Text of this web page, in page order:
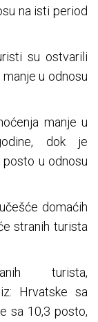
na isti period
su ostvarili
u odnosu
manje u
dok je
u odnosu
domaćih
stranih turista
turista,
Hrvatske sa
sa 10,3 posto,